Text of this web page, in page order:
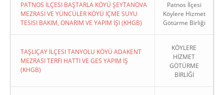
PATNOS İLÇESI BAŞTARLA KÖYÜ ŞEYTANOVA
MEZRASI VE YÜNCÜLER KÖYÜ İÇME SUYU
TESISI BAKIM, ONARIM VE YAPIM İŞI (KHGB)
Patnos İlçesi
Köylere Hizmet
Götürme Birliği
TAŞLIÇAY İLÇESI TANYOLU KÖYÜ ADAKENT
MEZRASI TERFI HATTI VE GES YAPIM İŞ
(KHGB)
KÖYLERE
HİZMET
GÖTÜRME
BİRLİĞİ